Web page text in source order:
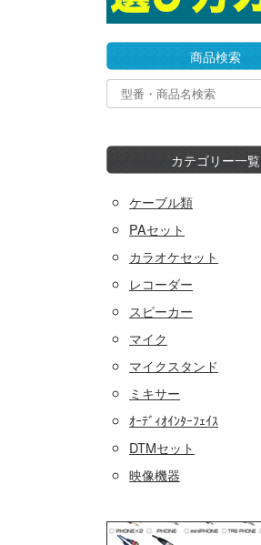
商品検索
カテゴリー一覧
ケーブル類
PAセット
カラオケセット
レコーダー
スピーカー
マイク
マイクスタンド
ミキサー
ｵｰﾃﾞｨｵｲﾝﾀｰﾌｪｲｽ
DTMセット
映像機器